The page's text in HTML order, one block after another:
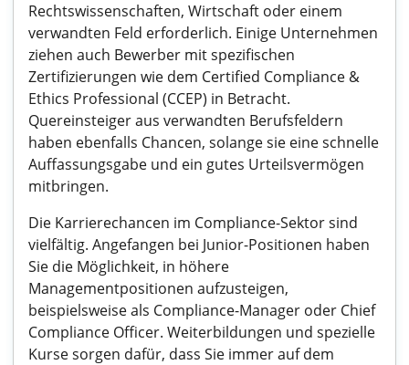
Rechtswissenschaften, Wirtschaft oder einem
verwandten Feld erforderlich. Einige Unternehmen
ziehen auch Bewerber mit spezifischen
Zertifizierungen wie dem Certified Compliance &
Ethics Professional (CCEP) in Betracht.
Quereinsteiger aus verwandten Berufsfeldern
haben ebenfalls Chancen, solange sie eine schnelle
Auffassungsgabe und ein gutes Urteilsvermögen
mitbringen.
Die Karrierechancen im Compliance-Sektor sind
vielfältig. Angefangen bei Junior-Positionen haben
Sie die Möglichkeit, in höhere
Managementpositionen aufzusteigen,
beispielsweise als Compliance-Manager oder Chief
Compliance Officer. Weiterbildungen und spezielle
Kurse sorgen dafür, dass Sie immer auf dem